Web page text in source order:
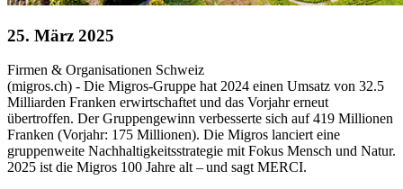
25. März 2025
Firmen & Organisationen Schweiz
(migros.ch) - Die Migros-Gruppe hat 2024 einen Umsatz von 32.5
Milliarden Franken erwirtschaftet und das Vorjahr erneut
übertroffen. Der Gruppengewinn verbesserte sich auf 419 Millionen
Franken (Vorjahr: 175 Millionen). Die Migros lanciert eine
gruppenweite Nachhaltigkeitsstrategie mit Fokus Mensch und Natur.
2025 ist die Migros 100 Jahre alt – und sagt MERCI.